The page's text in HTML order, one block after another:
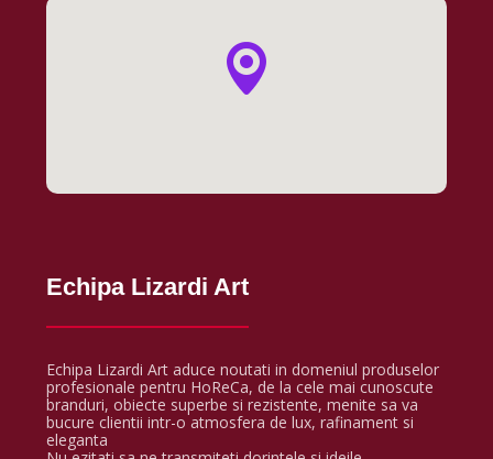
Echipa Lizardi Art
Echipa Lizardi Art aduce noutati in domeniul produselor
profesionale pentru HoReCa, de la cele mai cunoscute
branduri, obiecte superbe si rezistente, menite sa va
bucure clientii intr-o atmosfera de lux, rafinament si
eleganta